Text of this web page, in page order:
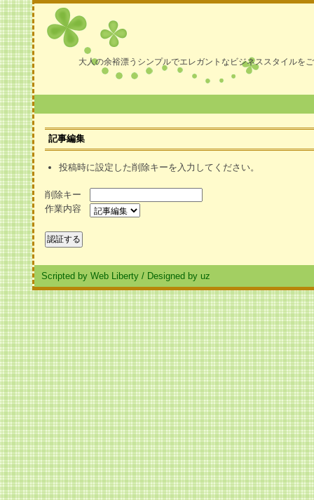
大人の余裕漂うシンプルでエレガントなビジネススタイルを
記事編集
投稿時に設定した削除キーを入力してください。
削除キー
作業内容
Scripted by Web Liberty / Designed by uz